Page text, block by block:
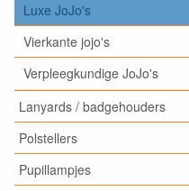
Luxe JoJo's
Vierkante jojo's
Verpleegkundige JoJo's
Lanyards / badgehouders
Polstellers
Pupillampjes